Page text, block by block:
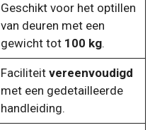
Geschikt voor het optillen
van deuren met een
gewicht tot 100 kg.
Faciliteit vereenvoudigd
met een gedetailleerde
handleiding.